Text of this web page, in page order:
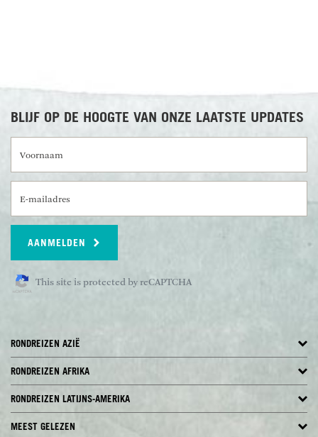
BLIJF OP DE HOOGTE VAN ONZE LAATSTE UPDATES
AANMELDEN
This site is protected by reCAPTCHA
RONDREIZEN AZIË
RONDREIZEN AFRIKA
RONDREIZEN LATIJNS-AMERIKA
MEEST GELEZEN